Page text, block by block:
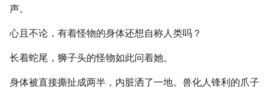
声。
心且不论，有着怪物的身体还想自称人类吗？
长着蛇尾，狮子头的怪物如此问着她。
身体被直接撕扯成两半，内脏洒了一地。兽化人锋利的爪子